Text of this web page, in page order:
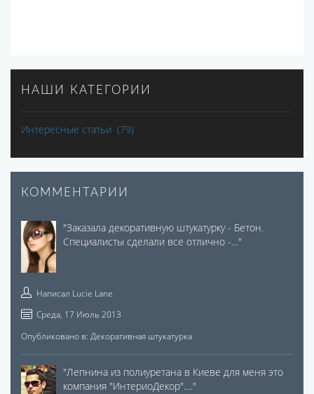
НАШИ КАТЕГОРИИ
Интересные статьи (79)
КОММЕНТАРИИ
"Заказала декоративную штукатурку - Бетон.
Специалисты сделали все отлично -…"
Написал Lucie Lane
Среда, 17 Июль 2013
Опубликовано в: Декоративная штукатурка
"Лепнина из полиуретана в Киеве для меня это
компания "ИнтериоДекор".…"